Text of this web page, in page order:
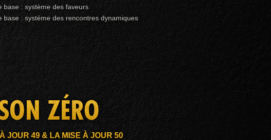
base : système des faveurs
base : système des rencontres dynamiques
ZÉRO
JOUR 49 & LA MISE À JOUR 50